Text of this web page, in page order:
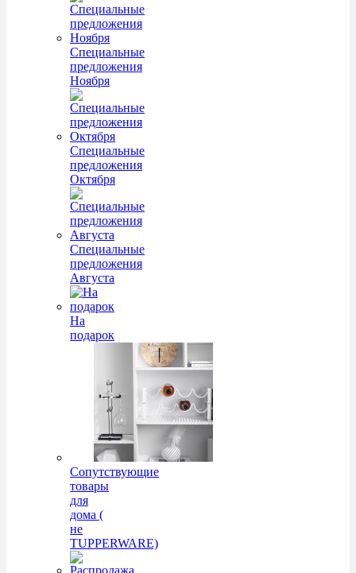
Специальные
предложения
Ноября
Специальные
предложения
Октября
Специальные
предложения
Августа
На
подарок
Сопутствующие
товары
для
дома (
не
TUPPERWARE)